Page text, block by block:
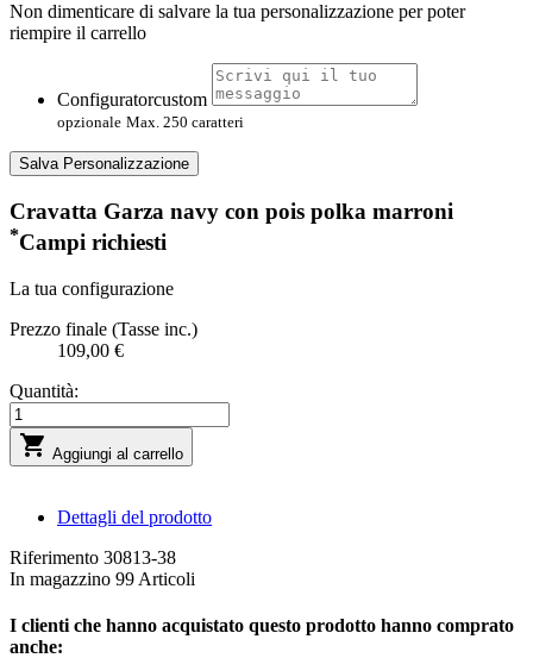
Non dimenticare di salvare la tua personalizzazione per poter
riempire il carrello
Configuratorcustom
opzionale Max. 250 caratteri
Salva Personalizzazione
Cravatta Garza navy con pois polka marroni
*Campi richiesti
La tua configurazione
Prezzo finale (Tasse inc.)
109,00 €
Quantità:
 Aggiungi al carrello
Dettagli del prodotto
Riferimento 30813-38
In magazzino 99 Articoli
I clienti che hanno acquistato questo prodotto hanno comprato
anche: